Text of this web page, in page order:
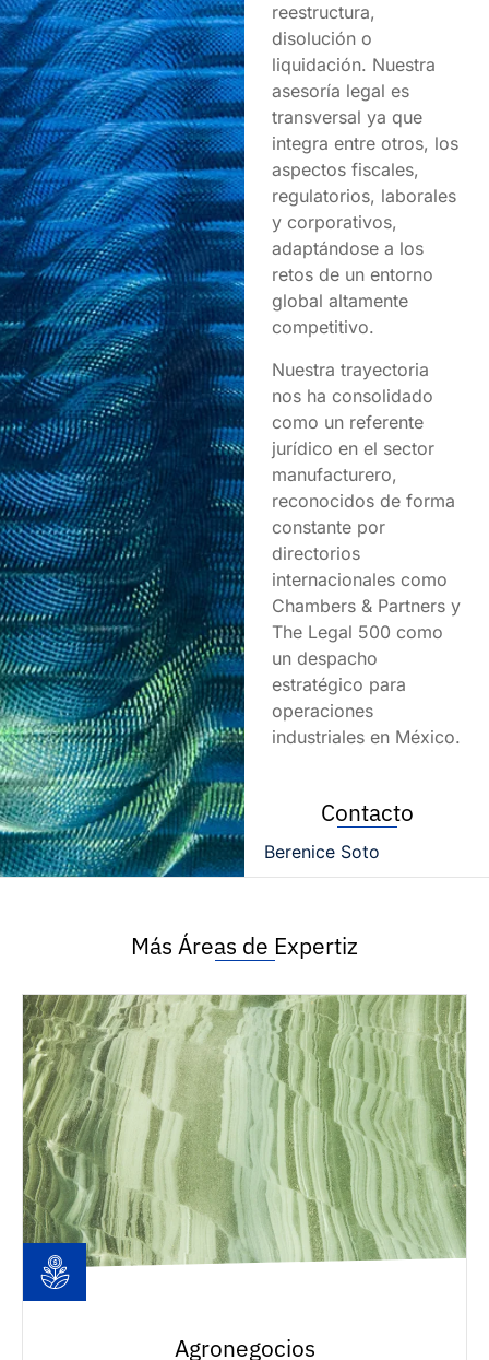
reestructura,
disolución o
liquidación. Nuestra
asesoría legal es
transversal ya que
integra entre otros, los
aspectos fiscales,
regulatorios, laborales
y corporativos,
adaptándose a los
retos de un entorno
global altamente
competitivo.
Nuestra trayectoria
nos ha consolidado
como un referente
jurídico en el sector
manufacturero,
reconocidos de forma
constante por
directorios
internacionales como
Chambers & Partners y
The Legal 500 como
un despacho
estratégico para
operaciones
industriales en México.
Contacto
Berenice Soto
Más Áreas de Expertiz
Agronegocios